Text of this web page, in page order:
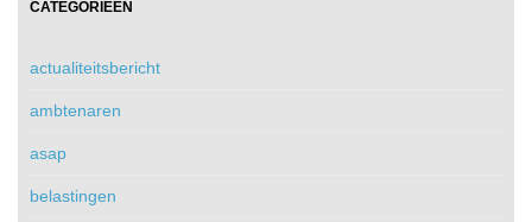
CATEGORIEËN
actualiteitsbericht
ambtenaren
asap
belastingen